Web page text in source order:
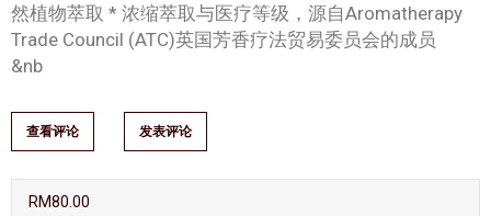
然植物萃取 * 浓缩萃取与医疗等级，源自Aromatherapy
Trade Council (ATC)英国芳香疗法贸易委员会的成员
&nb
查看评论 发表评论
RM80.00